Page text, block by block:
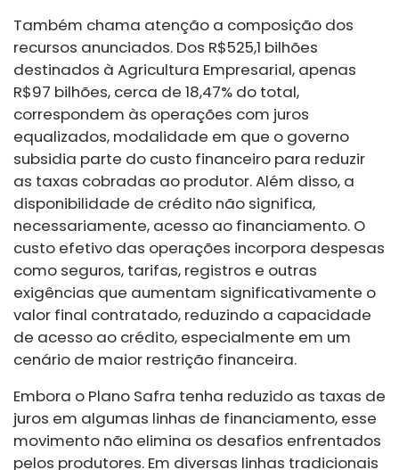
Também chama atenção a composição dos
recursos anunciados. Dos R$525,1 bilhões
destinados à Agricultura Empresarial, apenas
R$97 bilhões, cerca de 18,47% do total,
correspondem às operações com juros
equalizados, modalidade em que o governo
subsidia parte do custo financeiro para reduzir
as taxas cobradas ao produtor. Além disso, a
disponibilidade de crédito não significa,
necessariamente, acesso ao financiamento. O
custo efetivo das operações incorpora despesas
como seguros, tarifas, registros e outras
exigências que aumentam significativamente o
valor final contratado, reduzindo a capacidade
de acesso ao crédito, especialmente em um
cenário de maior restrição financeira.
Embora o Plano Safra tenha reduzido as taxas de
juros em algumas linhas de financiamento, esse
movimento não elimina os desafios enfrentados
pelos produtores. Em diversas linhas tradicionais